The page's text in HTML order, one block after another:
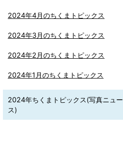
2024年4月のちくまトピックス
2024年3月のちくまトピックス
2024年2月のちくまトピックス
2024年1月のちくまトピックス
2024年ちくまトピックス(写真ニュー
ス)